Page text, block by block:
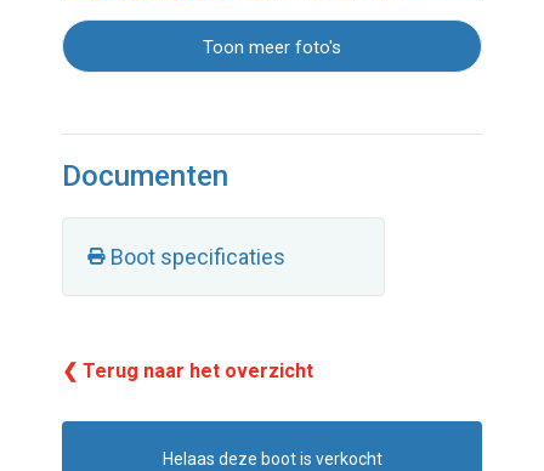
Toon meer foto's
Documenten
Boot specificaties
❮ Terug naar het overzicht
Helaas deze boot is verkocht